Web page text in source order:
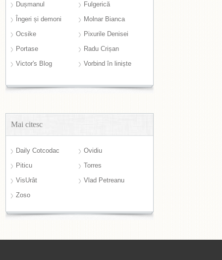
Dușmanul
Fulgerică
Îngeri și demoni
Molnar Bianca
Ocsike
Pixurile Denisei
Portase
Radu Crișan
Victor's Blog
Vorbind în liniște
Mai citesc
Daily Cotcodac
Ovidiu
Piticu
Torres
VisUrât
Vlad Petreanu
Zoso